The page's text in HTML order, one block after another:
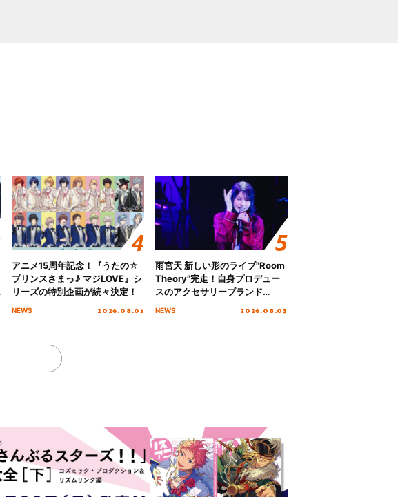
アニメ15周年記念！『うたの☆
プリンスさまっ♪ マジLOVE』シ
リーズの特別企画が続々決定！
NEWS 2026.08.01
雨宮天 新しい形のライブ”Room
Theory”完走！自身プロデュー
スのアクセサリーブランド
NEWS 2026.08.03